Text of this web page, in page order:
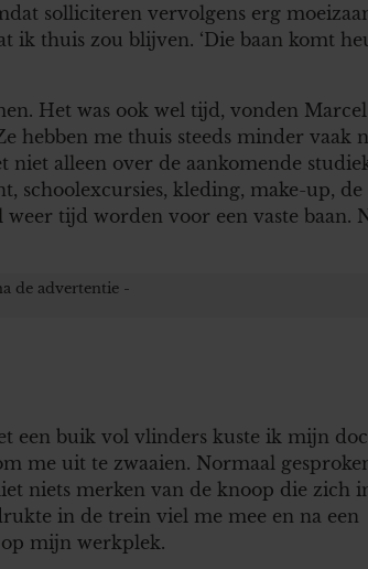
solliciteren vervolgens erg
ik thuis zou blijven. ‘Die baan komt
Het was ook wel tijd, vonden
hebben me thuis steeds minder vaak
niet alleen over de aankomende
schoolexcursies, kleding, make-up, de
tijd worden voor een vaste baan.
een buik vol vlinders kuste ik mijn
me uit te zwaaien. Normaal
niets merken van de knoop die zich
in de trein viel me mee en na een
mijn werkplek.